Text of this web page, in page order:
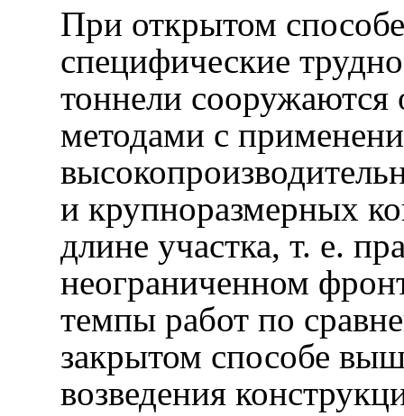
При открытом
специфические
тоннели
методами с
и крупноразмерных
длине участка, т. е.
неограниченном
темпы работ по
закрытом способе
возведения